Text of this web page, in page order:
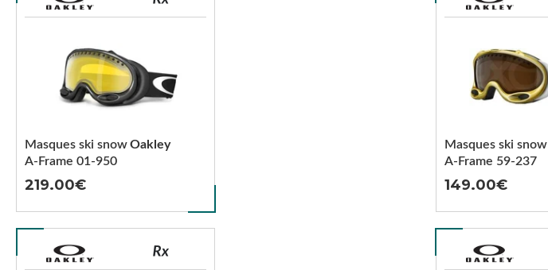
A-Frame 01-950
Masques ski snowOakley
219.00
A-Frame 59-237
Masques ski snow
149.00